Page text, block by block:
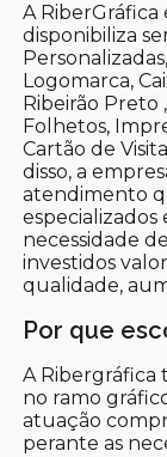
A RiberGráfica
disponibiliza
Logomarca,
Ribeirão Preto
Folhetos,
Cartão de
disso, a
atendimento
necessidade
investidos
qualidade,
Por que
A Ribergráfica
no ramo
atuação
perante as